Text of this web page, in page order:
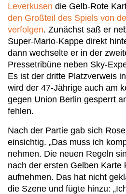
Leverkusen die Gelb-Rote
den Großteil des Spiels von
verfolgen. Zunächst saß er
Super-Mario-Kappe direkt
dann wechselte er in der
Pressetribüne neben Sky-
Es ist der dritte Platzverweis
wird der 47-Jährige auch am
gegen Union Berlin gesperrt
fehlen.
Nach der Partie gab sich
einsichtig. „Das muss ich
nehmen. Die neuen Regeln
nach der ersten Gelben Karte
aufnehmen. Das hat nicht
die Szene und fügte hinzu: